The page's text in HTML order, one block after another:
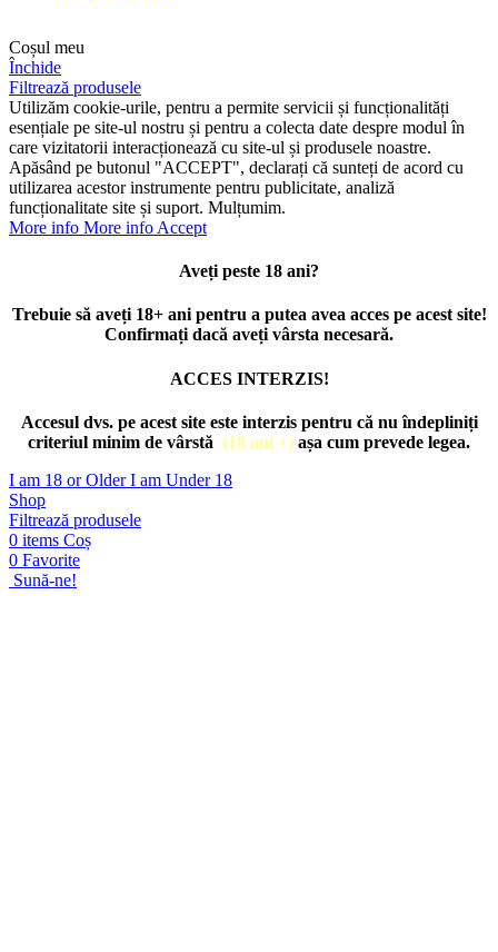
Coșul meu
Închide
Filtrează produsele
Utilizăm cookie-urile, pentru a permite servicii și funcționalități
esențiale pe site-ul nostru și pentru a colecta date despre modul în
care vizitatorii interacționează cu site-ul și produsele noastre.
Apăsând pe butonul "ACCEPT", declarați că sunteți de acord cu
utilizarea acestor instrumente pentru publicitate, analiză
funcționalitate site și suport. Mulțumim.
More info More info Accept
Aveți peste 18 ani?
Trebuie să aveți 18+ ani pentru a putea avea acces pe acest site!
Confirmați dacă aveți vârsta necesară.
ACCES INTERZIS!
Accesul dvs. pe acest site este interzis pentru că nu îndepliniți
criteriul minim de vârstă (18 ani +) așa cum prevede legea.
I am 18 or OlderI am Under 18
Shop
Filtrează produsele
0 items Coș
0 Favorite
Sună-ne!